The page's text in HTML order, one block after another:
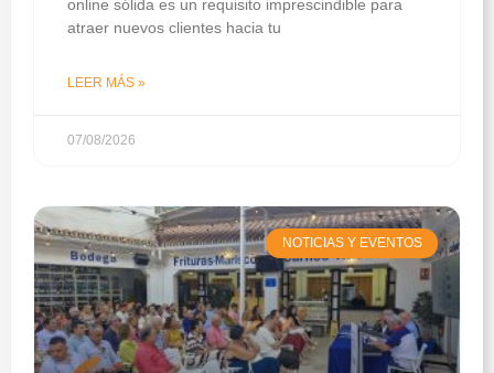
online sólida es un requisito imprescindible para
atraer nuevos clientes hacia tu
LEER MÁS »
07/08/2026
NOTICIAS Y EVENTOS